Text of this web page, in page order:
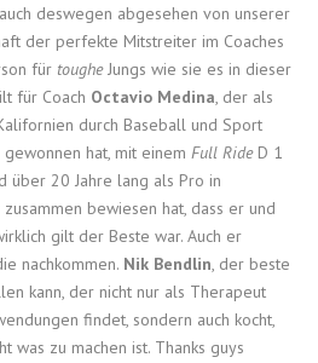
deswegen abgesehen von unserer
der perfekte Mitstreiter im Coaches
für tougheJungs wie sie es in dieser
für Coach Octavio Medina, der als
durch Baseball und Sport
hat, mit einem Full RideD 1
über 20 Jahre lang als Pro in
bewiesen hat, dass er und
gilt der Beste war. Auch er
nachkommen. Nik Bendlin, der beste
kann, der nicht nur als Therapeut
findet, sondern auch kocht,
was zu machen ist. Thanks guys